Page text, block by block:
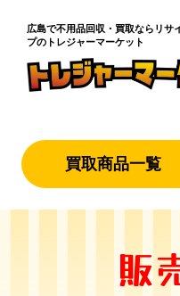
広島で不用品回収・買取なら リサ
プのトレジャーマーケット
買取商品一覧
販